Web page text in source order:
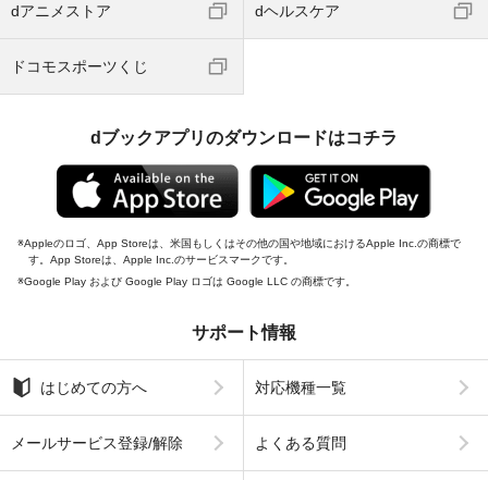
dアニメストア dヘルスケア
ドコモスポーツくじ
dブックアプリのダウンロードはコチラ
Appleのロゴ、App Storeは、米国もしくはその他の国や地域におけるApple Inc.の商標で
す。App Storeは、Apple Inc.のサービスマークです。
Google Play および Google Play ロゴは Google LLC の商標です。
サポート情報
はじめての方へ 対応機種一覧
メールサービス登録/解除 よくある質問